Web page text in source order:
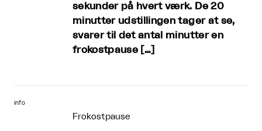
sekunder på hvert værk. De 20
minutter udstillingen tager at se,
svarer til det antal minutter en
frokostpause […]
info
Frokostpause